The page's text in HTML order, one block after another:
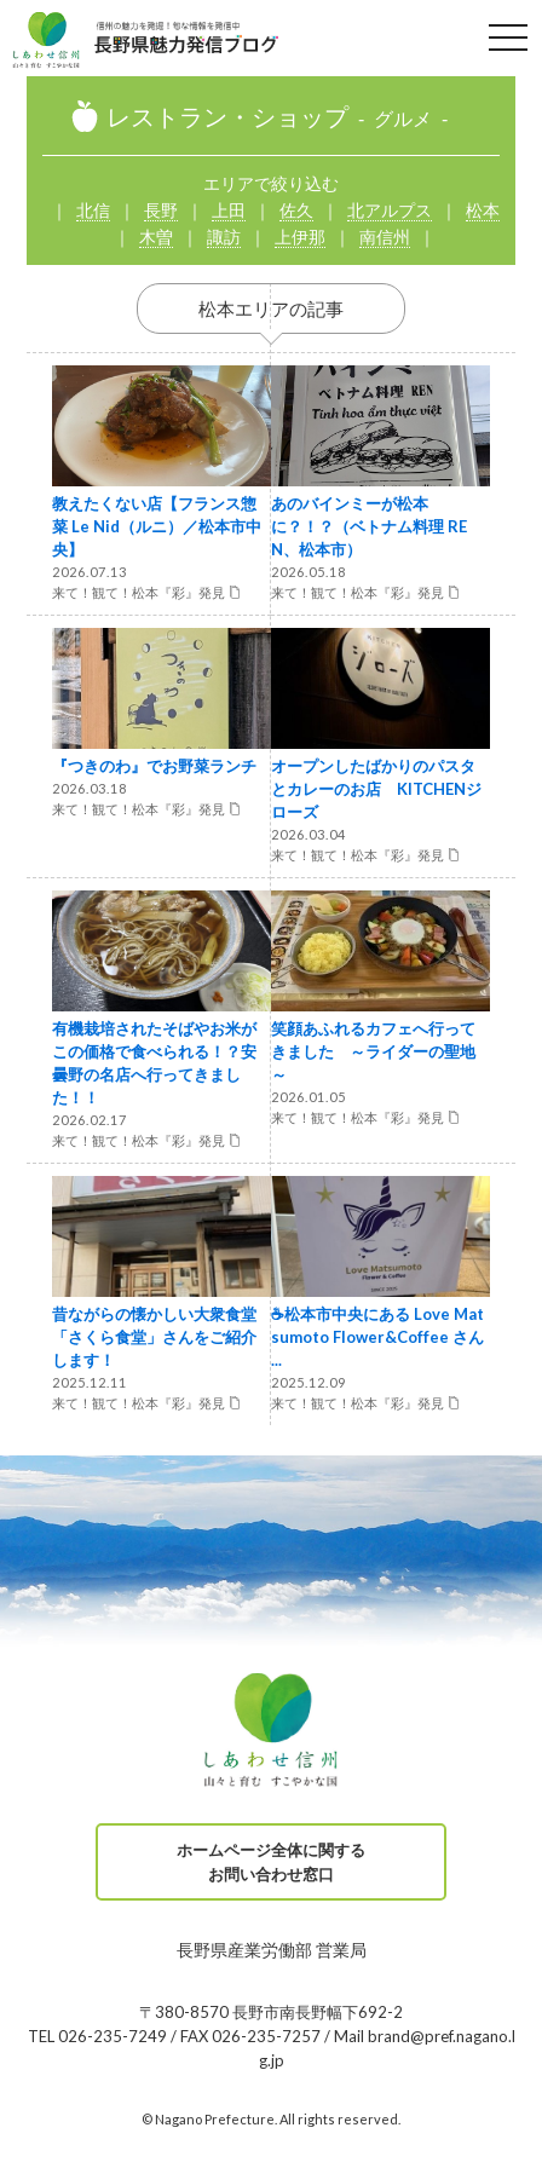
t
o
i
レストラン・ショップ グルメ
エリアで絞り込む
北信
長野 上田 佐久 北アルプス
松本
木曽
諏訪 上伊那 南信州
松本エリアの記事
教えたくない店【フランス惣
菜 Le Nid（ルニ）／松本市中
央】
2026.07.13
来て！観て！松本『彩』発見
あのバインミーが松本
に？！？（ベトナム料理 RE
N、松本市）
2026.05.18
来て！観て！松本『彩』発見
『つきのわ』でお野菜ランチ
2026.03.18
来て！観て！松本『彩』発見
オープンしたばかりのパスタ
とカレーのお店 KITCHENジ
ローズ
2026.03.04
来て！観て！松本『彩』発見
有機栽培されたそばやお米が
この価格で食べられる！？安
曇野の名店へ行ってきまし
た！！
2026.02.17
来て！観て！松本『彩』発見
笑顔あふれるカフェへ行って
きました ～ライダーの聖地
～
2026.01.05
来て！観て！松本『彩』発見
昔ながらの懐かしい大衆食堂
「さくら食堂」さんをご紹介
します！
2025.12.11
来て！観て！松本『彩』発見
☕松本市中央にある Love Mat
sumoto Flower&Coffee さん
...
2025.12.09
来て！観て！松本『彩』発見
ホームページ全体に関する
お問い合わせ窓口
長野県産業労働部 営業局
〒380-8570 長野市南長野幅下692-2
TEL 026-235-7249 / FAX 026-235-7257 / Mail brand@pref.nagano.l
g.jp
© Nagano Prefecture. All rights reserved.